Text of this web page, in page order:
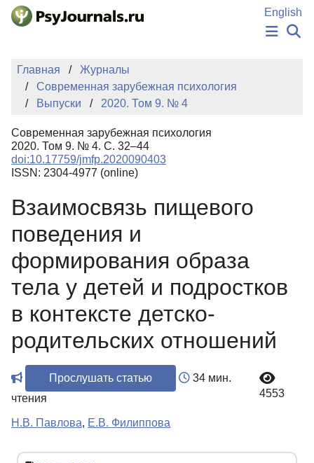
Перейти к основному содержанию
English
НОВОСТИ
ИЗДАНИЯ
АВТОРЫ
БАЗА ЗНАНИЙ
КЛЮЧЕВЫЕ СЛОВА
Регистрация
Главная
Журналы
Современная зарубежная психология
Выпуски
2020. Том 9. № 4
Современная зарубежная психология
2020. Том 9. № 4. С. 32–44
doi:10.17759/jmfp.2020090403
ISSN: 2304-4977 (online)
Взаимосвязь пищевого
поведения и
формирования образа
тела у детей и подростков
в контексте детско-
родительских отношений
Прослушать статью
34 мин.
чтения
4553
Н.В. Павлова, Е.В. Филиппова